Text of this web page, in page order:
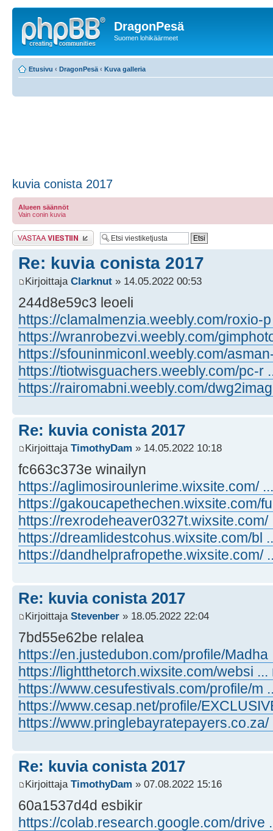
DragonPesä
Suomen lohikäärmeet
Etusivu ‹ DragonPesä ‹ Kuva galleria
kuvia conista 2017
Alueen säännöt
Vain conin kuvia
Lähetä vastaus
Re: kuvia conista 2017
Kirjoittaja Clarknut » 14.05.2022 00:53
244d8e59c3 leoeli
https://clamalmenzia.weebly.com/roxio-
https://wranrobezvi.weebly.com/
https://sfouninmiconl.weebly.com/
https://tiotwisguachers.weebly.com/pc-r
https://rairomabni.weebly.com/
Re: kuvia conista 2017
Kirjoittaja TimothyDam » 14.05.2022 10:18
fc663c373e winailyn
https://aglimosirounlerime.wixsite.com/
https://gakoucapethechen.wixsite.com/
https://rexrodeheaver0327t.wixsite.com/
https://dreamlidestcohus.wixsite.com/bl
https://dandhelprafropethe.wixsite.com/
Re: kuvia conista 2017
Kirjoittaja Stevenber » 18.05.2022 22:04
7bd55e62be relalea
https://en.justedubon.com/profile/Madha
https://lightthetorch.wixsite.com/websi ...
https://www.cesufestivals.com/profile/m
https://www.cesap.net/profile/
https://www.pringlebayratepayers.co.za/
Re: kuvia conista 2017
Kirjoittaja TimothyDam » 07.08.2022 15:16
60a1537d4d esbikir
https://colab.research.google.com/drive